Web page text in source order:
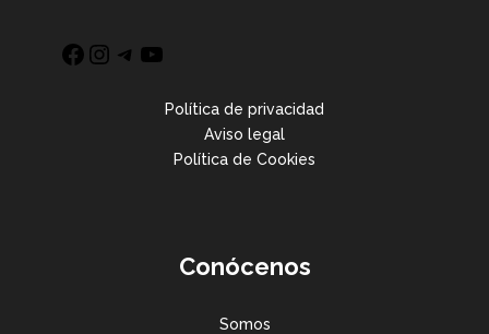
Política de privacidad
Aviso legal
Política de Cookies
Conócenos
Somos